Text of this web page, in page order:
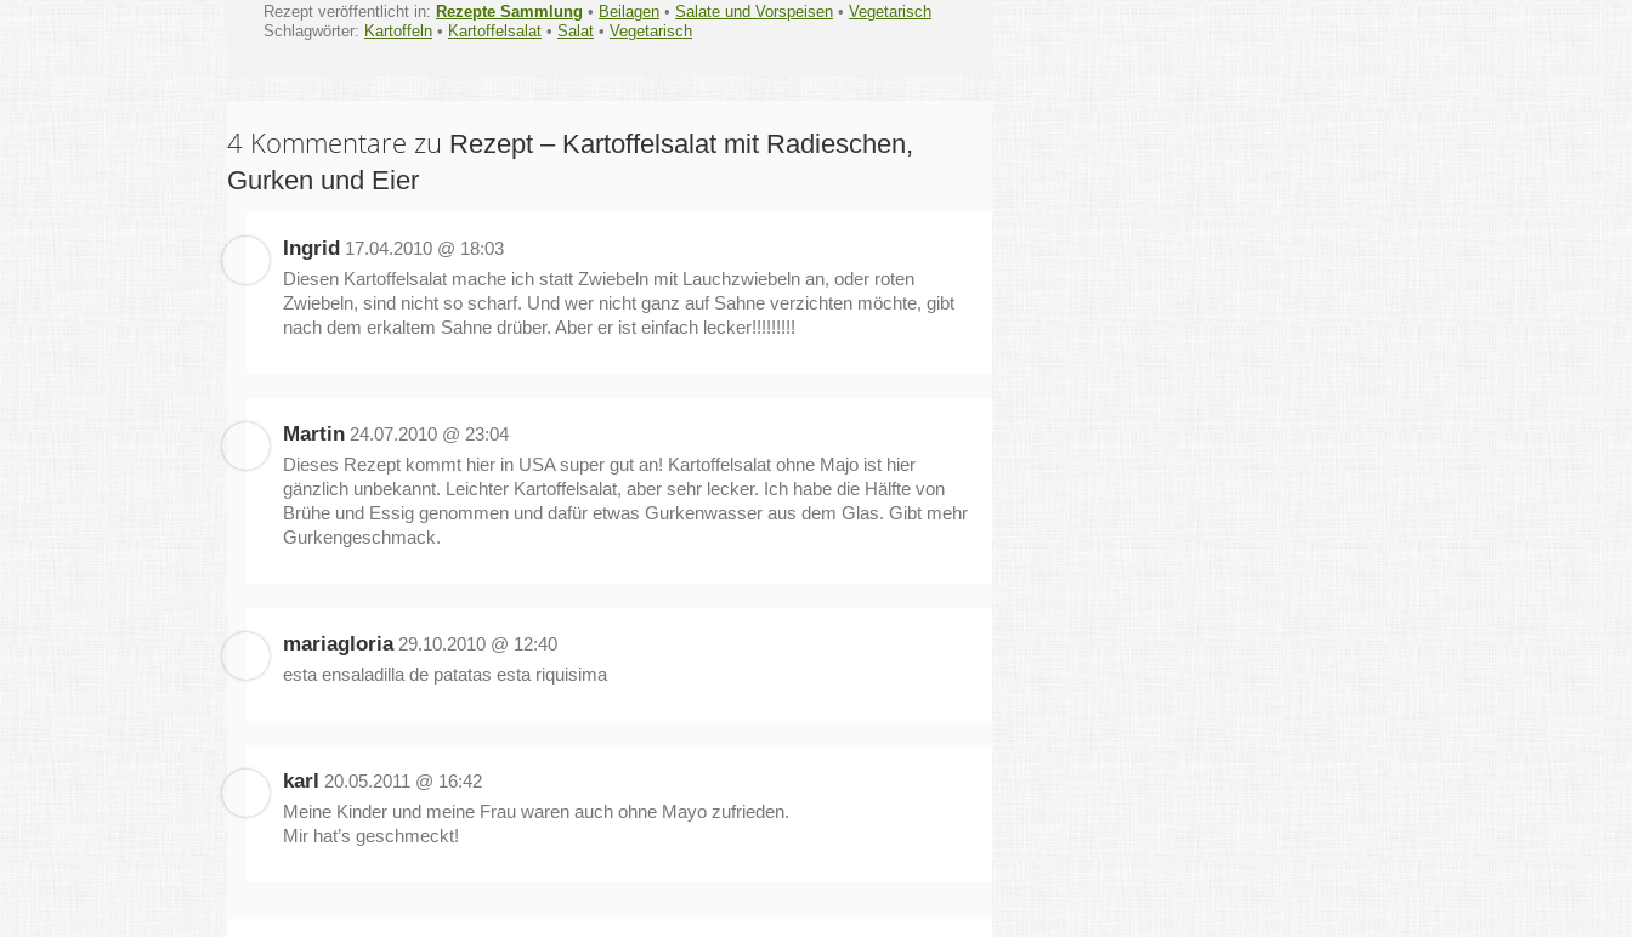
Rezept veröffentlicht in: Rezepte Sammlung • Beilagen • Salate und Vorspeisen • Vegetarisch
Schlagwörter: Kartoffeln • Kartoffelsalat • Salat • Vegetarisch
4 Kommentare zu Rezept – Kartoffelsalat mit Radieschen,
Gurken und Eier
Ingrid 17.04.2010 @ 18:03
Diesen Kartoffelsalat mache ich statt Zwiebeln mit Lauchzwiebeln an, oder roten
Zwiebeln, sind nicht so scharf. Und wer nicht ganz auf Sahne verzichten möchte, gibt
nach dem erkaltem Sahne drüber. Aber er ist einfach lecker!!!!!!!!!
Martin 24.07.2010 @ 23:04
Dieses Rezept kommt hier in USA super gut an! Kartoffelsalat ohne Majo ist hier
gänzlich unbekannt. Leichter Kartoffelsalat, aber sehr lecker. Ich habe die Hälfte von
Brühe und Essig genommen und dafür etwas Gurkenwasser aus dem Glas. Gibt mehr
Gurkengeschmack.
mariagloria 29.10.2010 @ 12:40
esta ensaladilla de patatas esta riquisima
karl 20.05.2011 @ 16:42
Meine Kinder und meine Frau waren auch ohne Mayo zufrieden.
Mir hat’s geschmeckt!